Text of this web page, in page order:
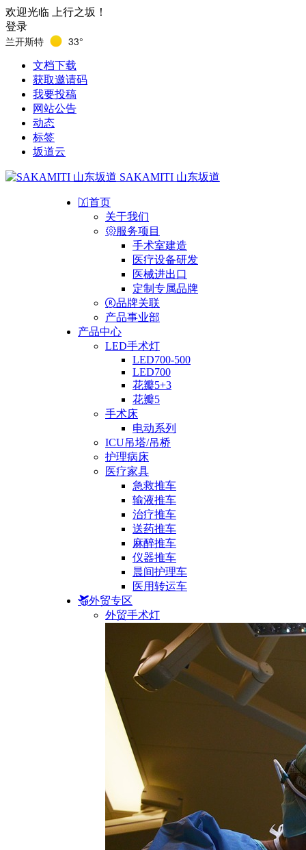
欢迎光临 上行之坂！
登录
兰开斯特 33°
文档下载
获取邀请码
我要投稿
网站公告
动态
标签
坂道云
SAKAMITI 山东坂道
首页
关于我们
服务项目
手术室建造
医疗设备研发
医械进出口
定制专属品牌
品牌关联
产品事业部
产品中心
LED手术灯
LED700-500
LED700
花瓣5+3
花瓣5
手术床
电动系列
ICU吊塔/吊桥
护理病床
医疗家具
急救推车
输液推车
治疗推车
送药推车
麻醉推车
仪器推车
晨间护理车
医用转运车
外贸专区
外贸手术灯